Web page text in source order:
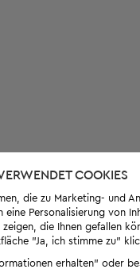
COOKIES
die zu Marketing- und
Personalisierung von
die Ihnen gefallen
"Ja, ich stimme zu"
erhalten" oder